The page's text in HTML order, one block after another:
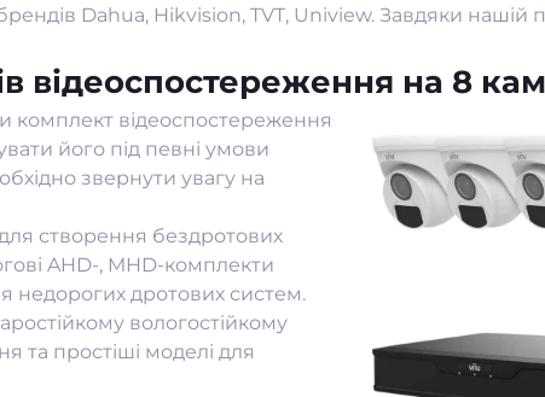
Dahua, Hikvision, TVT, Uniview. Завдяки
відеоспостереження на 8
відеоспостереження
його під певні умови
звернути увагу на
створення бездротових
AHD-, MHD-комплекти
недорогих дротових систем.
вологостійкому
та простіші моделі для